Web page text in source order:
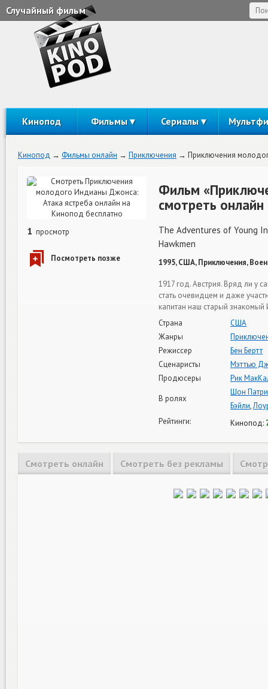
Случайный фильм
Кинопод Фильмы Сериалы
Кинопод Фильмы онлайн Приключения Приключения
1 просмотр
Фильм
смотреть онлайн
The Adventures of Young
Hawkmen
1995, США, Приключения,
1917 год. Австрия. Вряд ли у
стать очевидцем и даже
капитан наш старый
Страна
США
Жанры
Режиссер
Бен Бертт
Сценаристы
Мэттью
Продюсеры
Рик
В ролях
Шон
Бэйли,
Рейтинги:
Кинопод:
Смотреть онлайн Смотреть без рекламы